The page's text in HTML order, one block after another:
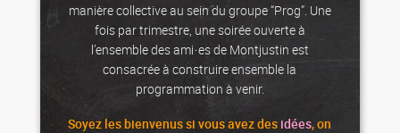
manière collective au sein du groupe “Prog”. Une
fois par trimestre, une soirée ouverte à
l’ensemble des ami·es de Montjustin est
consacrée à construire ensemble la
programmation à venir.
Soyez lesbienvenussi vous avez des idées, on